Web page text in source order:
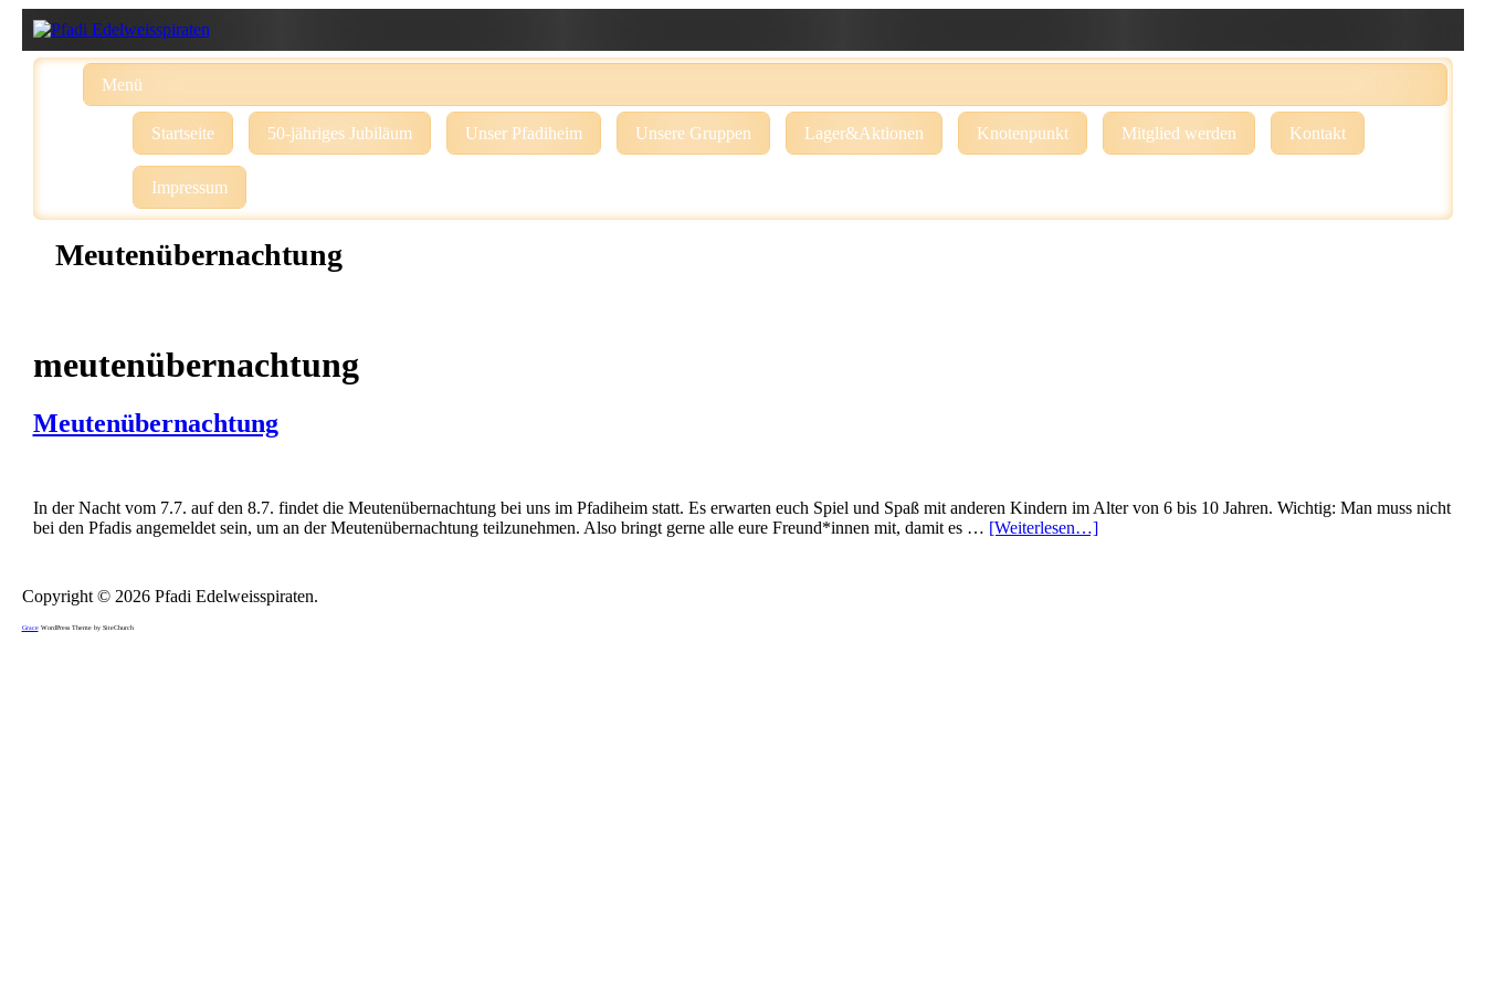
Menü
Startseite 50-jähriges Jubiläum Unser Pfadiheim Unsere Gruppen Lager&Aktionen Knotenpunkt Mitglied werden Kontakt
Impressum
Meutenübernachtung
meutenübernachtung
Meutenübernachtung
In der Nacht vom 7.7. auf den 8.7. findet die Meutenübernachtung bei uns im Pfadiheim statt. Es erwarten euch Spiel und Spaß mit anderen Kindern im Alter von 6 bis 10 Jahren. Wichtig: Man muss nicht
bei den Pfadis angemeldet sein, um an der Meutenübernachtung teilzunehmen. Also bringt gerne alle eure Freund*innen mit, damit es … [Weiterlesen…]
Copyright © 2026 Pfadi Edelweisspiraten.
GraceWordPress Theme by SiteChurch